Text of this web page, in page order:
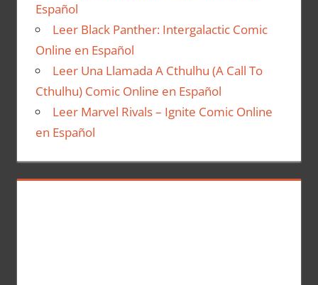
Español
Leer Black Panther: Intergalactic Comic
Online en Español
Leer Una Llamada A Cthulhu (A Call To
Cthulhu) Comic Online en Español
Leer Marvel Rivals – Ignite Comic Online
en Español